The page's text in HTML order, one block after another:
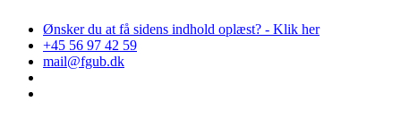
Ønsker du at få sidens indhold oplæst? - Klik her
+45 56 97 42 59
mail@fgub.dk